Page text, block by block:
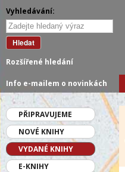
PŘIPRAVUJEME
NOVÉ KNIHY
VYDANÉ KNIHY
E-KNIHY
Vyhledávání:
Hledat
Rozšířené hledání
Info e-mailem o novinkách